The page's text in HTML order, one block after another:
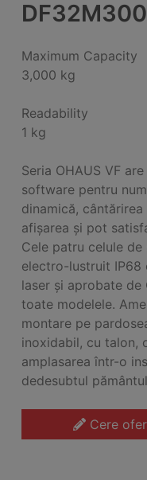
Maximum Capacity
3,000 kg
Readability
1 kg
Seria OHAUS VF
software pentru
dinamică,
afișarea și pot
Cele patru celule
electro-lustruit IP68
laser și aprobate de
toate modelele.
montare pe
inoxidabil, cu talon,
amplasarea într-o
dedesubtul
Cere